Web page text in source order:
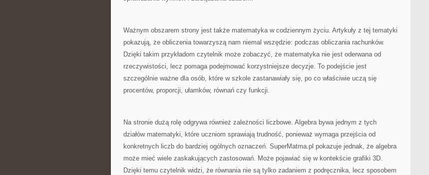
Ważnym obszarem strony jest także matematyka w codziennym życiu. Artykuły z tej tematyki
pokazują, że obliczenia towarzyszą nam niemal wszędzie: podczas obliczania rachunków.
Dzięki takim przykładom czytelnik może zobaczyć, że matematyka nie jest oderwana od
rzeczywistości, lecz pomaga podejmować korzystniejsze decyzje. To podejście jest
szczególnie ważne dla osób, które w szkole zastanawiały się, po co właściwie uczą się
procentów, proporcji, ułamków, równań czy funkcji.
Na stronie dużą rolę odgrywa również zależności liczbowe. Algebra bywa jednym z tych
działów matematyki, które uczniom sprawiają trudność, ponieważ wymaga przejścia od
konkretnych liczb do bardziej ogólnych oznaczeń. SuperMatma.pl pokazuje jednak, że algebra
może mieć wiele zaskakujących zastosowań. Może pojawiać się w kontekście grafiki 3D.
Dzięki temu czytelnik widzi, że równania nie są tylko zadaniem z podręcznika, lecz sposobem